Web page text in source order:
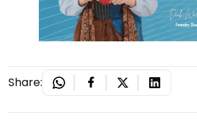
Share: